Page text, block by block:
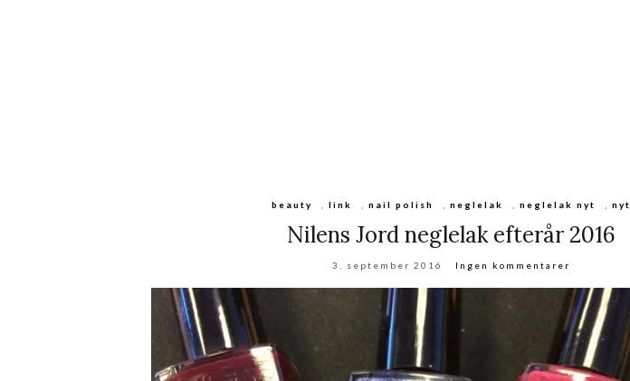
beauty ,link ,nail polish ,neglelak ,neglelak nyt ,nyt
Nilens Jord neglelak efterår 2016
3. september 2016 Ingen kommentarer